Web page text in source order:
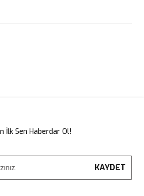
İlk Sen Haberdar Ol!
KAYDET